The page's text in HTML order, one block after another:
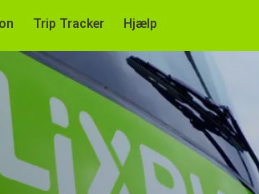
Trip Tracker Hjælp